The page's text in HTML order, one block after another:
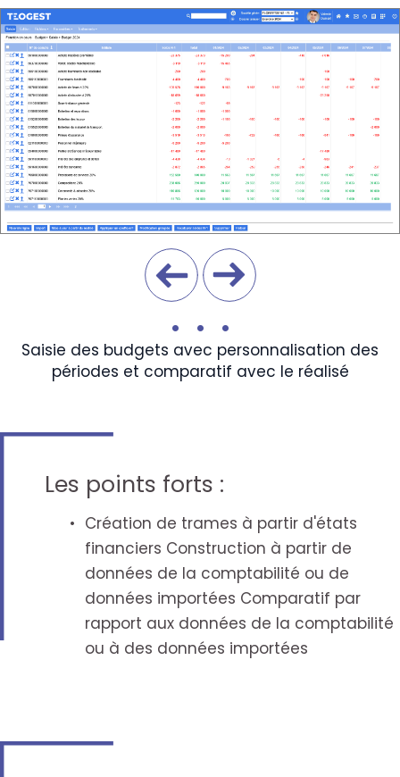
• • •
Saisie des budgets avec personnalisation des
périodes et comparatif avec le réalisé
Les points forts :
Création de trames à partir d'états
financiers Construction à partir de
données de la comptabilité ou de
données importées Comparatif par
rapport aux données de la comptabilité
ou à des données importées